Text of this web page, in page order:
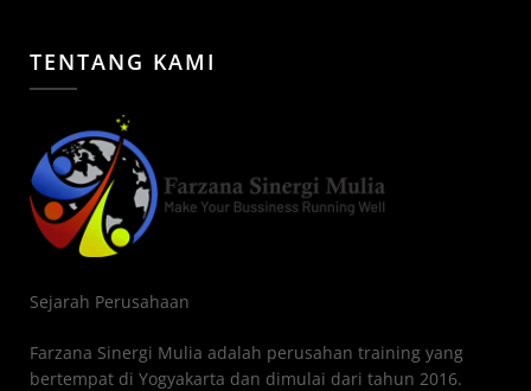
TENTANG KAMI
Sejarah Perusahaan
Farzana Sinergi Mulia adalah perusahan training yang
bertempat di Yogyakarta dan dimulai dari tahun 2016.